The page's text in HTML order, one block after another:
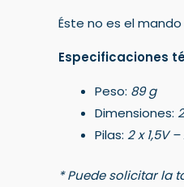
Éste no es el
Especificaciones
Peso: 89 g
Dimensiones:
Pilas: 2 x 1,5V
* Puede solicitar la